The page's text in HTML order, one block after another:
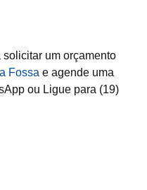
solicitar um orçamento
Fossa e agende uma
ou Ligue para (19)